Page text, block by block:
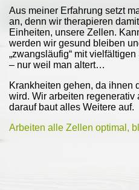
Aus meiner Erfahrung setzt
an, denn wir therapieren
Einheiten, unsere Zellen.
werden wir gesund bleiben
„zwangsläufig“ mit
– nur weil man altert…
Krankheiten gehen, da ihnen
wird. Wir arbeiten regenerativ
darauf baut alles Weitere auf.
Arbeiten alle Zellen optimal,